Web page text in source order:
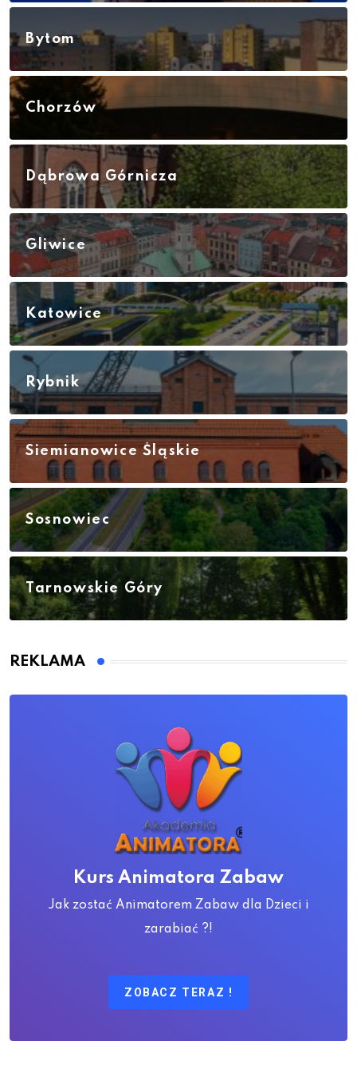
Bytom
Chorzów
Dąbrowa Górnicza
Gliwice
Katowice
Rybnik
Siemianowice Śląskie
Sosnowiec
Tarnowskie Góry
REKLAMA
Kurs Animatora Zabaw
Jak zostać Animatorem Zabaw dla Dzieci i
zarabiać ?!
ZOBACZ TERAZ !